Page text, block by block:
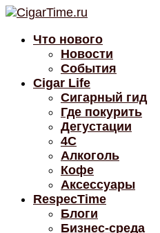
Что нового
Новости
События
Cigar Life
Сигарный гид
Где покурить
Дегустации
4C
Алкоголь
Кофе
Аксессуары
RespecTime
Блоги
Бизнес-среда